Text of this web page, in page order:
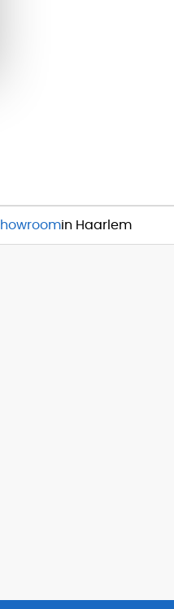
in Haarlem